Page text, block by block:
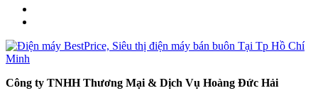
Công ty TNHH Thương Mại & Dịch Vụ Hoàng Đức Hải